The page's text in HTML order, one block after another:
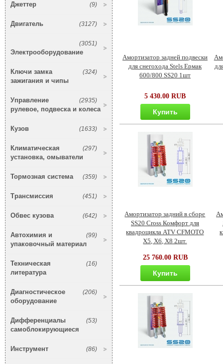
(9)
Джеттер
(3127)
Двигатель
(3051)
Электрооборудование
(324)
Ключи замка
зажигания и чипы
(2935)
Управление
рулевое, подвеска и колеса
(1633)
Кузов
(297)
Климатическая
установка, омыватели
(359)
Тормозная система
(451)
Трансмиссия
(642)
Обвес кузова
(99)
Автохимия и
упаковочный материал
(16)
Техническая
литература
(206)
Диагностическое
оборудование
(53)
Дифференциалы
самоблокирующиеся
(86)
Инструмент
Амортизатор задней подвески
для снегохода Stels Ермак
600/800 SS20 1шт
5 430.00 RUB
Купить
Амортизатор задний в сборе
SS20 Cross Комфорт для
квадроцикла ATV CFMOTO
X5, X6, X8 2шт.
25 760.00 RUB
Купить